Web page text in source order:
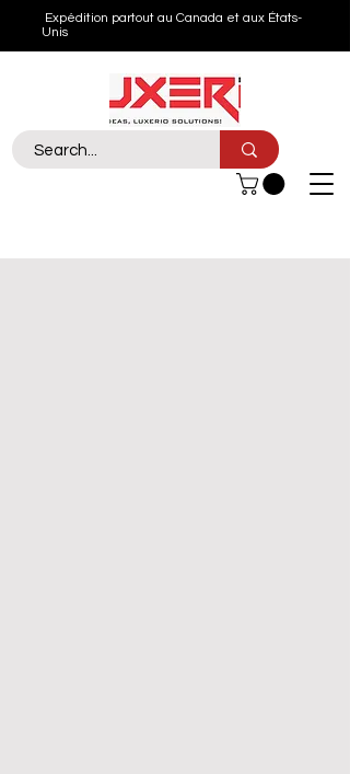
Expédition partout au Canada et aux États-
Unis